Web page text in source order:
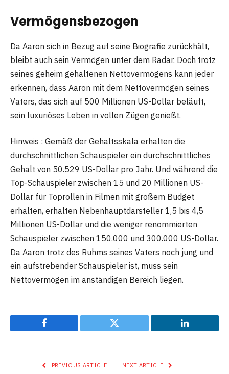
Vermögensbezogen
Da Aaron sich in Bezug auf seine Biografie zurückhält,
bleibt auch sein Vermögen unter dem Radar. Doch trotz
seines geheim gehaltenen Nettovermögens kann jeder
erkennen, dass Aaron mit dem Nettovermögen seines
Vaters, das sich auf 500 Millionen US-Dollar beläuft,
sein luxuriöses Leben in vollen Zügen genießt.
Hinweis : Gemäß der Gehaltsskala erhalten die
durchschnittlichen Schauspieler ein durchschnittliches
Gehalt von 50.529 US-Dollar pro Jahr. Und während die
Top-Schauspieler zwischen 15 und 20 Millionen US-
Dollar für Toprollen in Filmen mit großem Budget
erhalten, erhalten Nebenhauptdarsteller 1,5 bis 4,5
Millionen US-Dollar und die weniger renommierten
Schauspieler zwischen 150.000 und 300.000 US-Dollar.
Da Aaron trotz des Ruhms seines Vaters noch jung und
ein aufstrebender Schauspieler ist, muss sein
Nettovermögen im anständigen Bereich liegen.
Facebook Twitter LinkedIn
PREVIOUS ARTICLE NEXT ARTICLE